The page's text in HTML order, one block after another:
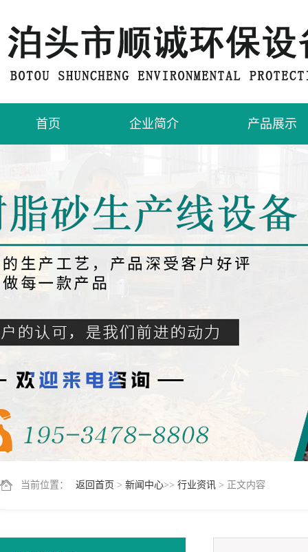
首页 企业简介 产品展示
当前位置： 返回首页 > 新闻中心>> 行业资讯 > 正文内容